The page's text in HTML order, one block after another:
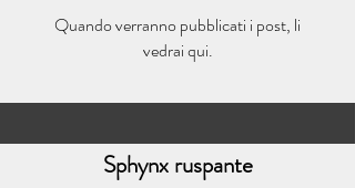
Quando verranno pubblicati i post, li
vedrai qui.
Sphynx ruspante